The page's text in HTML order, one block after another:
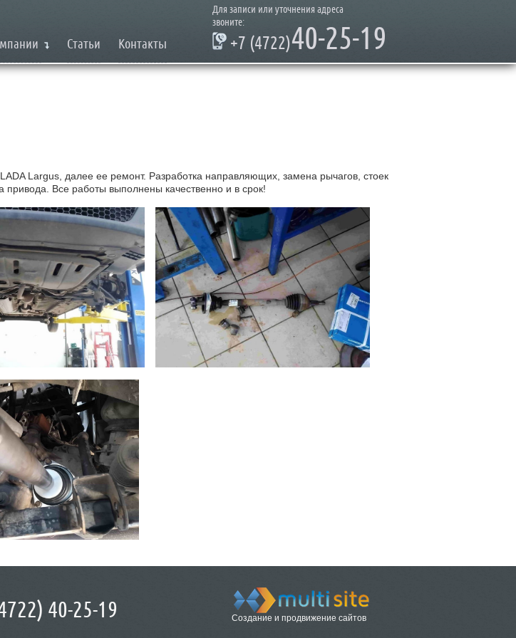
Статьи Контакты
Для записи или уточнения адреса
звоните:
+7 (4722)40-25-19
Largus, далее ее ремонт. Разработка направляющих, замена рычагов, стоек
привода.
Все работы выполнены качественно и в срок!
40-25-19 Создание и продвижение сайтов